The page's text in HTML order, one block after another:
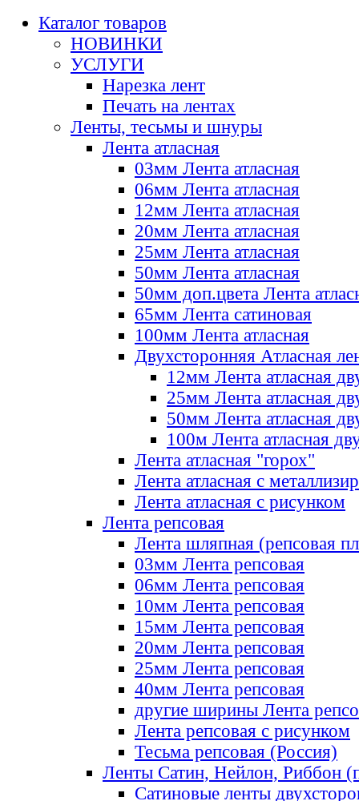
Каталог товаров
НОВИНКИ
УСЛУГИ
Нарезка лент
Печать на лентах
Ленты, тесьмы и шнуры
Лента атласная
03мм Лента атласная
06мм Лента атласная
12мм Лента атласная
20мм Лента атласная
25мм Лента атласная
50мм Лента атласная
50мм доп.цвета Лента
65мм Лента сатиновая
100мм Лента атласная
Двухсторонняя Атласная
12мм Лента атласная
25мм Лента атласная
50мм Лента атласная
100м Лента атласная
Лента атласная "горох"
Лента атласная с
Лента атласная с рисунком
Лента репсовая
Лента шляпная (репсовая
03мм Лента репсовая
06мм Лента репсовая
10мм Лента репсовая
15мм Лента репсовая
20мм Лента репсовая
25мм Лента репсовая
40мм Лента репсовая
другие ширины Лента
Лента репсовая с рисунком
Тесьма репсовая (Россия)
Ленты Сатин, Нейлон, Риббон
Сатиновые ленты